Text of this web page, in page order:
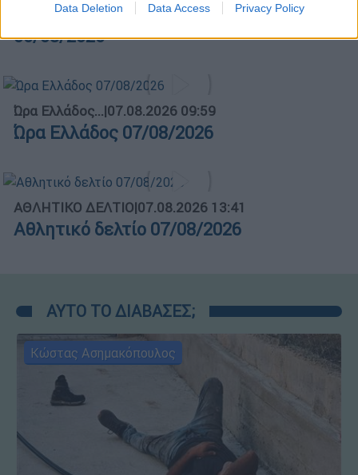
Data Deletion Data Access Privacy Policy
Μεσημεριανό δελτίο ειδήσεων
06/08/2026
Ώρα Ελλάδος...|07.08.2026 09:59
Ώρα Ελλάδος 07/08/2026
ΑΘΛΗΤΙΚΟ ΔΕΛΤΙΟ|07.08.2026 13:41
Αθλητικό δελτίο 07/08/2026
ΑΥΤΟ ΤΟ ΔΙΑΒΑΣΕΣ;
Κώστας Ασημακόπουλος